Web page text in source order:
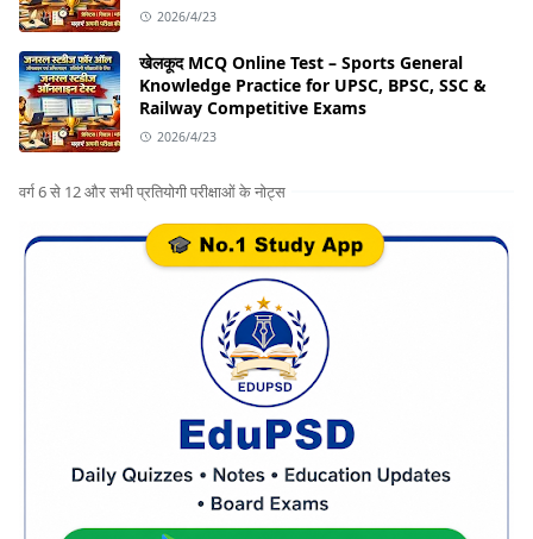
2026/4/23
खेलकूद MCQ Online Test – Sports General
Knowledge Practice for UPSC, BPSC, SSC &
Railway Competitive Exams
2026/4/23
वर्ग 6 से 12 और सभी प्रतियोगी परीक्षाओं के नोट्स